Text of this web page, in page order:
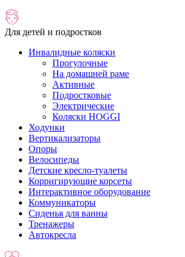
Для детей и подростков
Инвалидные коляски
Прогулочные
На домашней раме
Активные
Подростковые
Электрические
Коляски HOGGI
Ходунки
Вертикализаторы
Опоры
Велосипеды
Детские кресло-туалеты
Корригирующие корсеты
Интерактивное оборудование
Коммуникаторы
Сиденья для ванны
Тренажеры
Автокресла